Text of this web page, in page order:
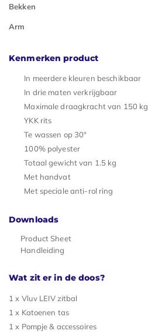
Bekken
Arm
Kenmerken product
In meerdere kleuren beschikbaar
In drie maten verkrijgbaar
Maximale draagkracht van 150 kg
YKK rits
Te wassen op 30°
100% polyester
Totaal gewicht van 1.5 kg
Met handvat
Met speciale anti-rol ring
Downloads
Product Sheet
Handleiding
Wat zit er in de doos?
1 x Vluv LEIV zitbal
1 x Katoenen tas
1 x Pompje & accessoires